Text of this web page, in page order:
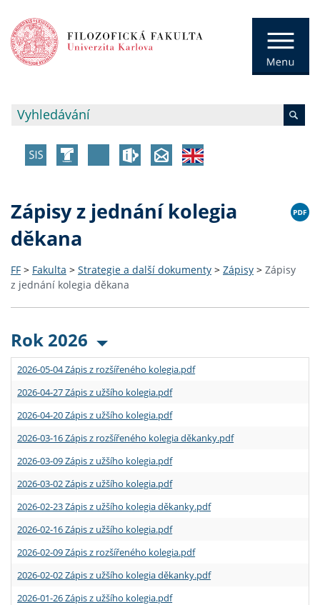
Zápisy z jednání kolegia
děkana
FF > Fakulta > Strategie a další dokumenty > Zápisy > Zápisy
z jednání kolegia děkana
Rok 2026
2026-05-04 Zápis z rozšířeného kolegia.pdf
2026-04-27 Zápis z užšího kolegia.pdf
2026-04-20 Zápis z užšího kolegia.pdf
2026-03-16 Zápis z rozšířeného kolegia děkanky.pdf
2026-03-09 Zápis z užšího kolegia.pdf
2026-03-02 Zápis z užšího kolegia.pdf
2026-02-23 Zápis z užšího kolegia děkanky.pdf
2026-02-16 Zápis z užšího kolegia.pdf
2026-02-09 Zápis z rozšířeného kolegia.pdf
2026-02-02 Zápis z užšího kolegia děkanky.pdf
2026-01-26 Zápis z užšího kolegia.pdf